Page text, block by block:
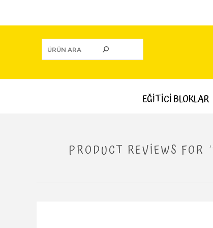
EĞİTİCİ BLOKLAR
PRODUCT REVIEWS FOR